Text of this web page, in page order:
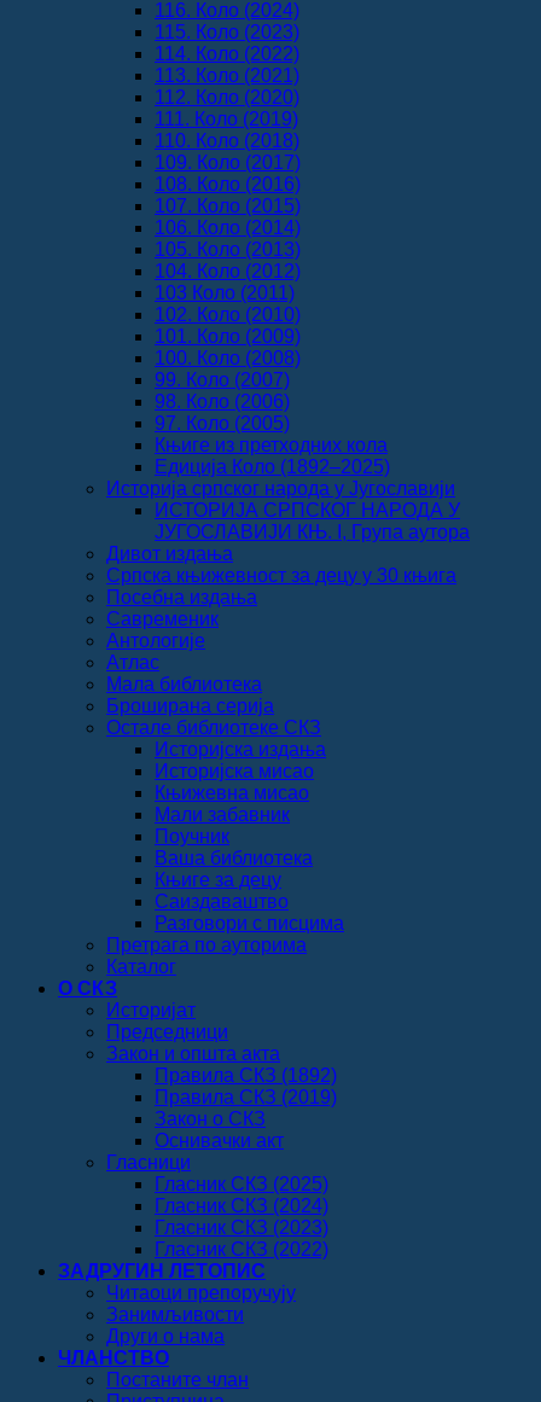
116. Коло (2024)
115. Коло (2023)
114. Коло (2022)
113. Коло (2021)
112. Коло (2020)
111. Коло (2019)
110. Коло (2018)
109. Коло (2017)
108. Коло (2016)
107. Коло (2015)
106. Коло (2014)
105. Коло (2013)
104. Коло (2012)
103 Коло (2011)
102. Коло (2010)
101. Коло (2009)
100. Коло (2008)
99. Коло (2007)
98. Коло (2006)
97. Коло (2005)
Књиге из претходних кола
Едиција Коло (1892‒2025)
Историја српског народа у Југославији
ИСТОРИЈА СРПСКОГ НАРОДА У
ЈУГОСЛАВИЈИ КЊ. I, Група аутора
Дивот издања
Српска књижевност за децу у 30 књига
Посебна издања
Савременик
Антологије
Атлас
Мала библиотека
Броширана серија
Остале библиотеке СКЗ
Историјска издања
Историјска мисао
Књижевна мисао
Мали забавник
Поучник
Ваша библиотека
Књиге за децу
Саиздаваштво
Разговори с писцима
Претрага по ауторима
Каталог
О СКЗ
Историјат
Председници
Закон и општа акта
Правила СКЗ (1892)
Правила СКЗ (2019)
Закон о СКЗ
Оснивачки акт
Гласници
Гласник СКЗ (2025)
Гласник СКЗ (2024)
Гласник СКЗ (2023)
Гласник СКЗ (2022)
ЗАДРУГИН ЛЕТОПИС
Читаоци препоручују
Занимљивости
Други о нама
ЧЛАНСТВО
Постаните члан